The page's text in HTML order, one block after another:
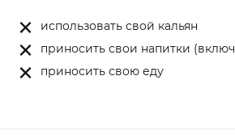
использовать свой кальян
приносить свои напитки
приносить свою еду